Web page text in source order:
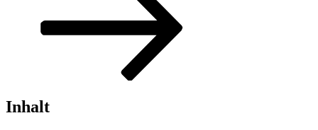
Inhalt